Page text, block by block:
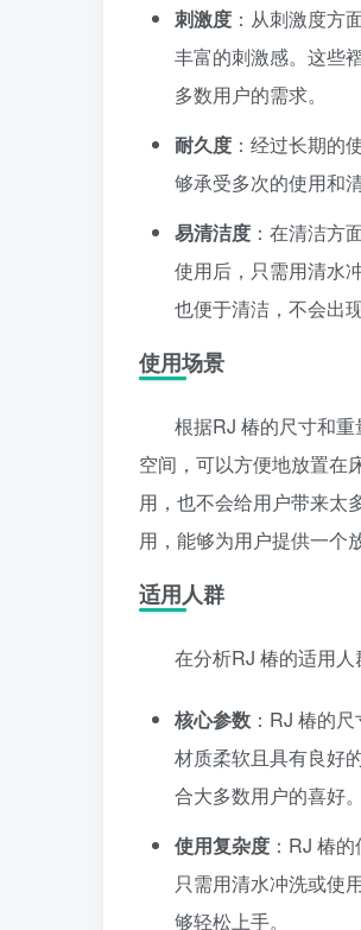
刺激度 ：从刺激度方
丰富的刺激感。这些
多数用户的需求。
耐久度 ：经过长期的
够承受多次的使用和
易清洁度 ：在清洁方
使用后，只需用清水
也便于清洁，不会出
使用场景
根据RJ 椿的尺寸和
空间，可以方便地放置在
用，也不会给用户带来太
用，能够为用户提供一个
适用人群
在分析RJ 椿的适用人
核心参数 ：RJ 椿的
材质柔软且具有良好
合大多数用户的喜好。
使用复杂度 ：RJ 椿
只需用清水冲洗或使
够轻松上手。